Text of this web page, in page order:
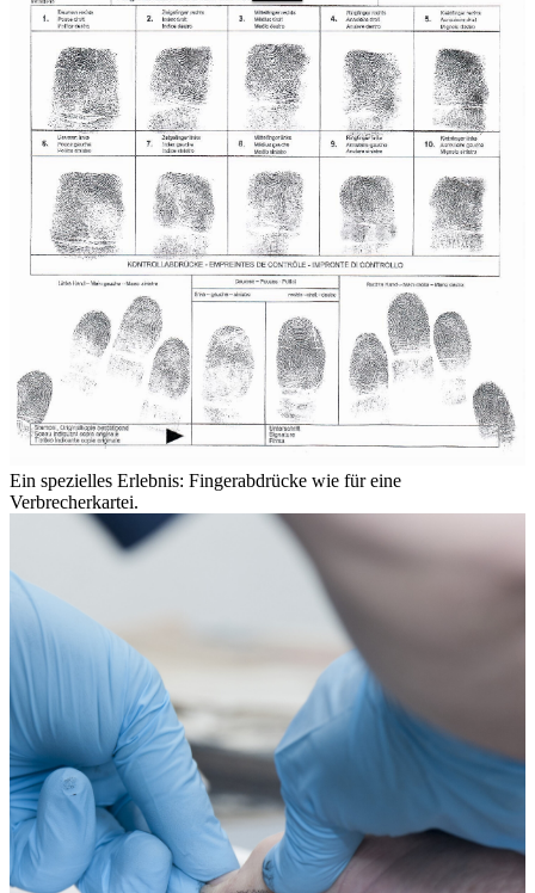
Ein spezielles Erlebnis: Fingerabdrücke wie für eine
Verbrecherkartei.